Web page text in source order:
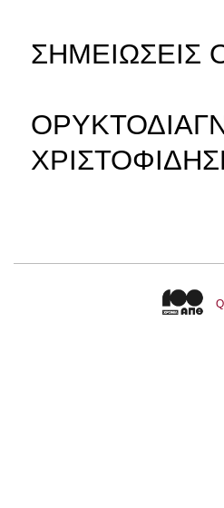
ΣΗΜΕΙΩΣΕΙΣ